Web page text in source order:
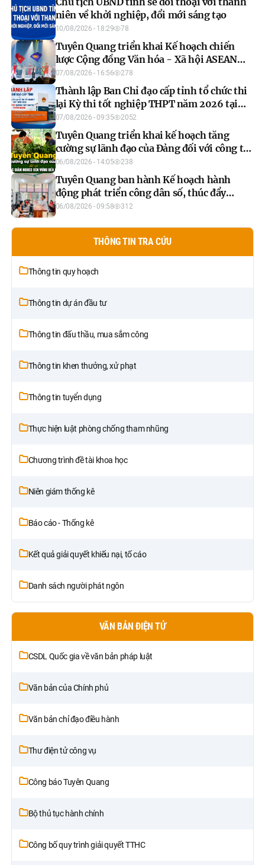
niên về khởi nghiệp, đổi mới sáng tạo
10/08/2026 - 18:29 78
Tuyên Quang triển khai Kế hoạch chiến
lược Cộng đồng Văn hóa - Xã hội ASEAN
giai đoạn 2026-2035
07/08/2026 - 16:56 278
Thành lập Ban Chỉ đạo cấp tỉnh tổ chức thi
lại Kỳ thi tốt nghiệp THPT năm 2026 tại
Điểm thi Trường THPT Chuyên Tuyên
Quang
07/08/2026 - 09:35 2052
Tuyên Quang triển khai kế hoạch tăng
cường sự lãnh đạo của Đảng đối với công tác
giảm nghèo bền vững đến năm 2030
06/08/2026 - 14:05 238
Tuyên Quang ban hành Kế hoạch hành
động phát triển công dân số, thúc đẩy
chuyển đổi số toàn diện
06/08/2026 - 09:58 312
THÔNG TIN TRA CỨU
Thông tin quy hoạch
Thông tin dự án đầu tư
Thông tin đấu thầu, mua sắm công
Thông tin khen thưởng, xử phạt
Thông tin tuyển dụng
Thực hiện luật phòng chống tham nhũng
Chương trình đề tài khoa học
Niên giám thống kê
Báo cáo - Thống kê
Kết quả giải quyết khiếu nại, tố cáo
Danh sách người phát ngôn
VĂN BẢN ĐIỆN TỬ
CSDL Quốc gia về văn bản pháp luật
Văn bản của Chính phủ
Văn bản chỉ đạo điều hành
Thư điện tử công vụ
Công báo Tuyên Quang
Bộ thủ tục hành chính
Công bố quy trình giải quyết TTHC